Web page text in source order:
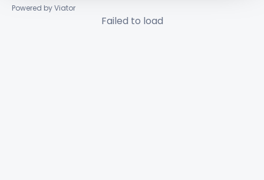
Powered by Viator
Failed to load